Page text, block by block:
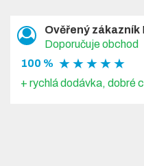
Ověřený zákazník
Doporučuje obchod
100 % ★ ★ ★ ★ ★
+ rychlá dodávka, dobré